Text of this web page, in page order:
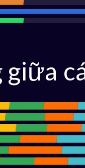
công
giữa